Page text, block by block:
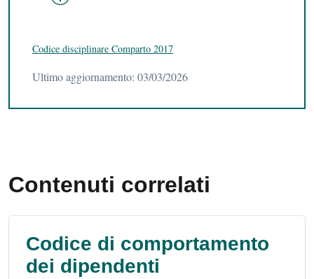
Codice disciplinare Comparto 2017
Ultimo aggiornamento: 03/03/2026
Contenuti correlati
Codice di comportamento
dei dipendenti